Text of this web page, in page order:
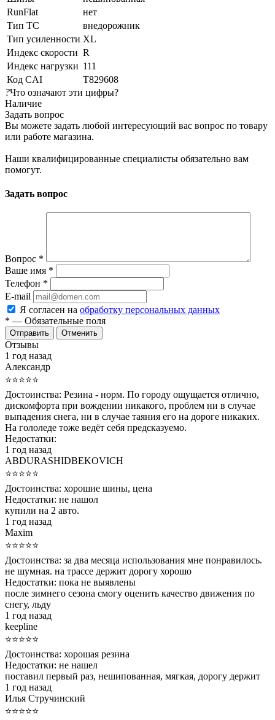
RunFlat
нет
Тип ТС
внедорожник
Тип усиленности XL
Индекс скорости R
Индекс нагрузки 111
Код CAI
T829608
?Что означают эти цифры?
Наличие
Задать вопрос
Вы можете задать любой интересующий вас вопрос по товару
или работе магазина.
Наши квалифицированные специалисты обязательно вам
помогут.
Задать вопрос
Вопрос *
Ваше имя *
Телефон *
E-mail
Я согласен на обработку персональных данных
* — Обязательные поля
Отменить
Отзывы
1 год назад
Александр
⭐⭐⭐⭐⭐
Достоинства: Резина - норм. По городу ощущается отлично,
дискомфорта при вождении никакого, проблем ни в случае
выпадения снега, ни в случае таяния его на дороге никаких.
На гололеде тоже ведёт себя предсказуемо.
Недостатки:
1 год назад
ABDURASHIDBEKOVICH
⭐⭐⭐⭐⭐
Достоинства: хорошие шины, цена
Недостатки: не нашол
купили на 2 авто.
1 год назад
Maxim
⭐⭐⭐⭐⭐
Достоинства: за два месяца использования мне понравилось.
не шумная. на трассе держит дорогу хорошо
Недостатки: пока не выявлены
после зимнего сезона смогу оценить качество движения по
снегу, льду
1 год назад
keepline
⭐⭐⭐⭐⭐
Достоинства: хорошая резина
Недостатки: не нашел
поставил первый раз, нешипованная, мягкая, дорогу держит
1 год назад
Илья Стручинский
⭐⭐⭐⭐⭐